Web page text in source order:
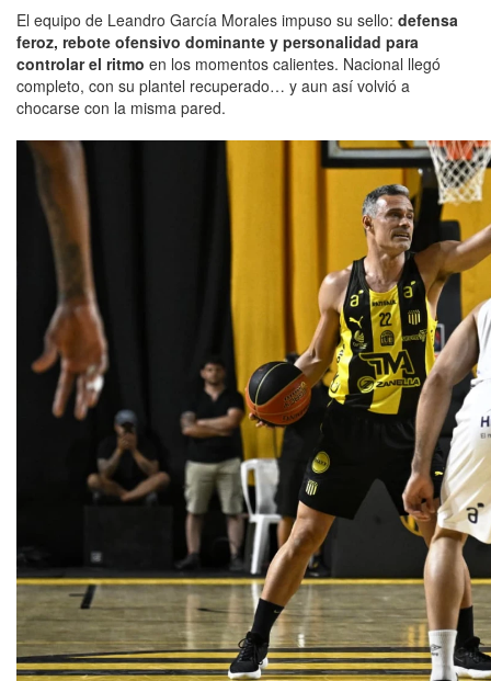
El equipo de Leandro García Morales impuso su sello: defensa
feroz, rebote ofensivo dominante y personalidad para
controlar el ritmo en los momentos calientes. Nacional llegó
completo, con su plantel recuperado… y aun así volvió a
chocarse con la misma pared.